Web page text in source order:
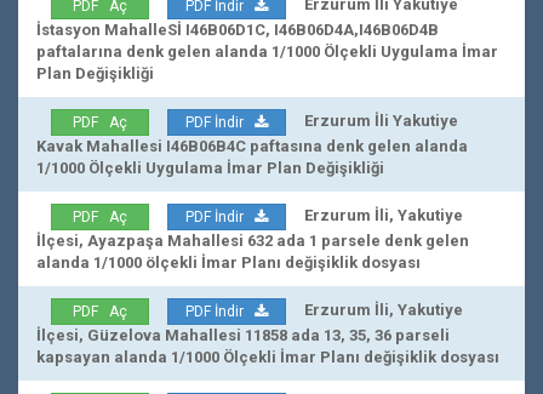
PDF Aç PDF İndir
Erzurum İli Yakutiye
İstasyon MahalleSİ I46B06D1C, I46B06D4A,I46B06D4B
paftalarına denk gelen alanda 1/1000 Ölçekli Uygulama İmar
Plan Değişikliği
PDF Aç PDF İndir
Erzurum İli Yakutiye
Kavak Mahallesi I46B06B4C paftasına denk gelen alanda
1/1000 Ölçekli Uygulama İmar Plan Değişikliği
PDF Aç PDF İndir
Erzurum İli, Yakutiye
İlçesi, Ayazpaşa Mahallesi 632 ada 1 parsele denk gelen
alanda 1/1000 ölçekli İmar Planı değişiklik dosyası
PDF Aç PDF İndir
Erzurum İli, Yakutiye
İlçesi, Güzelova Mahallesi 11858 ada 13, 35, 36 parseli
kapsayan alanda 1/1000 Ölçekli İmar Planı değişiklik dosyası